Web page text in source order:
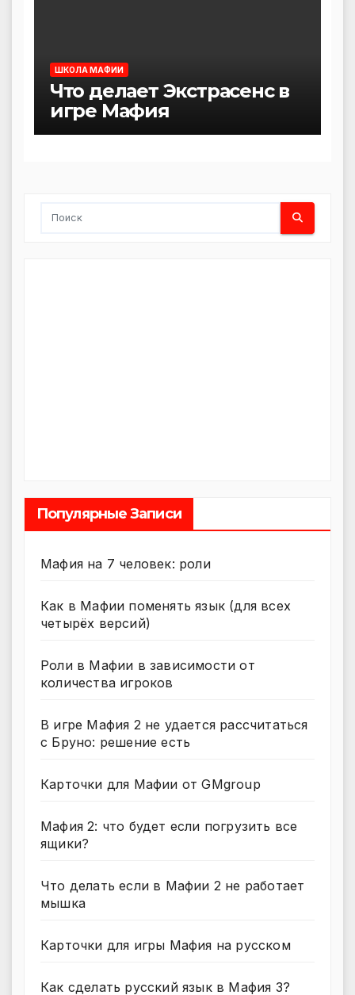
ШКОЛА МАФИИ
Что делает Экстрасенс в
игре Мафия
Популярные Записи
Мафия на 7 человек: роли
Как в Мафии поменять язык (для всех
четырёх версий)
Роли в Мафии в зависимости от
количества игроков
В игре Мафия 2 не удается рассчитаться
с Бруно: решение есть
Карточки для Мафии от GMgroup
Мафия 2: что будет если погрузить все
ящики?
Что делать если в Мафии 2 не работает
мышка
Карточки для игры Мафия на русском
Как сделать русский язык в Мафия 3?